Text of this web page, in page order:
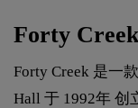
Forty
Forty Creek 是一
Hall 于 1992年 创